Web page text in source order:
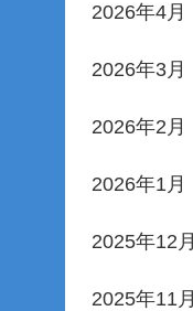
2026年4月
2026年3月
2026年2月
2026年1月
2025年12月
2025年11月